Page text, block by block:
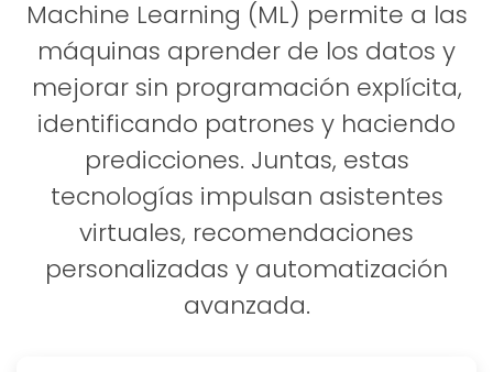
Machine Learning (ML) permite a las
máquinas aprender de los datos y
mejorar sin programación explícita,
identificando patrones y haciendo
predicciones. Juntas, estas
tecnologías impulsan asistentes
virtuales, recomendaciones
personalizadas y automatización
avanzada.